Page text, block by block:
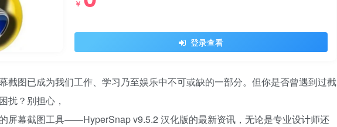
￥
登录查看
截图已成为我们工作、学习乃至娱乐中不可或缺的一部分。但你是否曾遇到过截
扰？别担心，
屏幕截图工具——HyperSnap v9.5.2 汉化版的最新资讯，无论是专业设计师还